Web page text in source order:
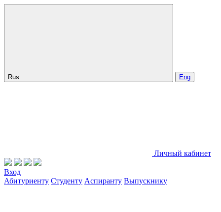
Rus Eng
Личный кабинет
Вход
Абитуриенту Студенту Аспиранту Выпускнику